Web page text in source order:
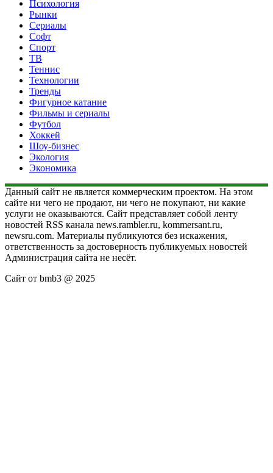
Психология
Рынки
Сериалы
Софт
Спорт
ТВ
Теннис
Технологии
Тренды
Фигурное катание
Фильмы и сериалы
Футбол
Хоккей
Шоу-бизнес
Экология
Экономика
Данный сайт не является коммерческим проектом. На этом
сайте ни чего не продают, ни чего не покупают, ни какие
услуги не оказываются. Сайт представляет собой ленту
новостей RSS канала news.rambler.ru, kommersant.ru,
newsru.com. Материалы публикуются без искажения,
ответственность за достоверность публикуемых новостей
Администрация сайта не несёт.
Сайт от bmb3 @ 2025